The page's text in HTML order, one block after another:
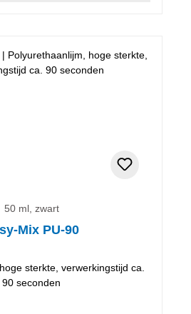
50 ml, zwart
Mix PU-90
sterkte, verwerkingstijd ca.
90 seconden